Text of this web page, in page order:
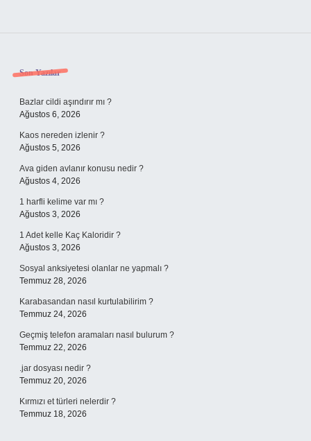
Sidebar
Son Yazılar
Bazlar cildi aşındırır mı ?
Ağustos 6, 2026
Kaos nereden izlenir ?
Ağustos 5, 2026
Ava giden avlanır konusu nedir ?
Ağustos 4, 2026
1 harfli kelime var mı ?
Ağustos 3, 2026
1 Adet kelle Kaç Kaloridir ?
Ağustos 3, 2026
Sosyal anksiyetesi olanlar ne yapmalı ?
Temmuz 28, 2026
Karabasandan nasıl kurtulabilirim ?
Temmuz 24, 2026
Geçmiş telefon aramaları nasıl bulurum ?
Temmuz 22, 2026
.jar dosyası nedir ?
Temmuz 20, 2026
Kırmızı et türleri nelerdir ?
Temmuz 18, 2026